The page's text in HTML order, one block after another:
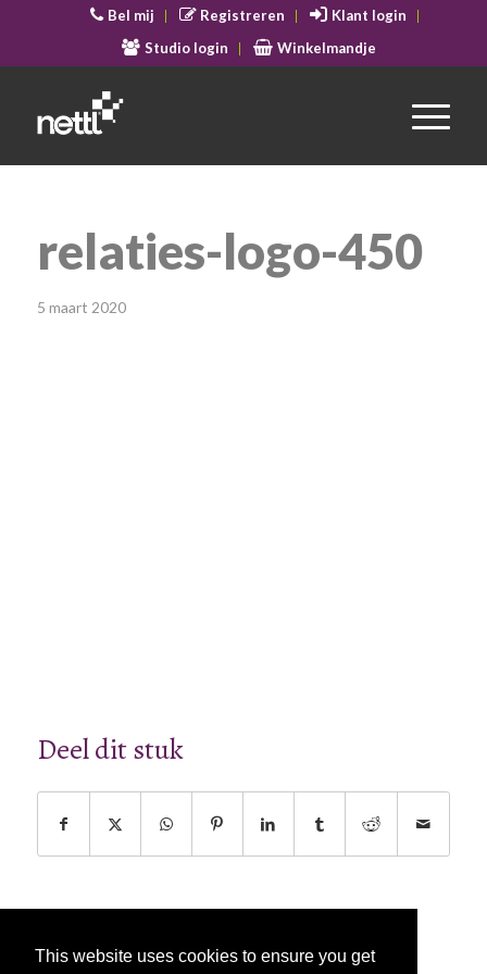
This website uses cookies to ensure you get
Bel mij Registreren
Klant login
Studio login
Winkelmandje
relaties-logo-450
5 maart 2020
Deel dit stuk